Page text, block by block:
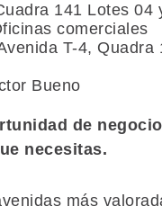
141 Lotes 04
comerciales
T-4, Quadra
Bueno
de
necesitas.
más